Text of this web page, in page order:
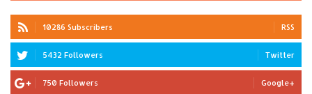
10286 Subscribers RSS
5432 Followers Twitter
750 Followers Google+